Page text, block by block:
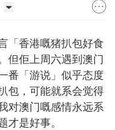
香港嘅猪扒包好食
但佢上周六遇到澳门
番「游说」似乎态度
包，可能就系会觉得
对澳门嘅感情永远系
才是好事。